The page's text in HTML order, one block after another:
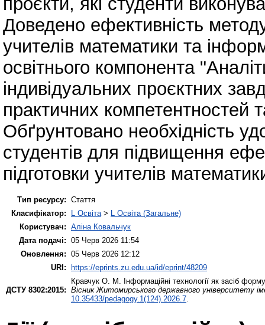
Доведено ефективність
учителів математики та
освітнього компонента
індивідуальних проєктних
практичних компетентностей
Обґрунтовано необхідність
студентів для підвищення
підготовки учителів
Тип ресурсу: Стаття
Класифікатор:
L Освіта > L Освіта (Загальне)
Користувач: Аліна Ковальчук
Дата подачі: 05 Черв 2026 11:54
Оновлення: 05 Черв 2026 12:12
URI: https://eprints.zu.edu.ua/id/eprint/48209
ДСТУ 8302:2015:
Кравчук О. M.
Інформаційні технології як засіб
Вісник Житомирського державного університету
10.35433/pedagogy.1(124).2026.7